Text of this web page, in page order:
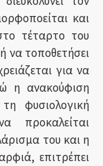
και
τέταρτο του
να τοποθετήσει
για να
η ανακούφιση
φυσιολογική
προκαλείται
του και η
επιτρέπει